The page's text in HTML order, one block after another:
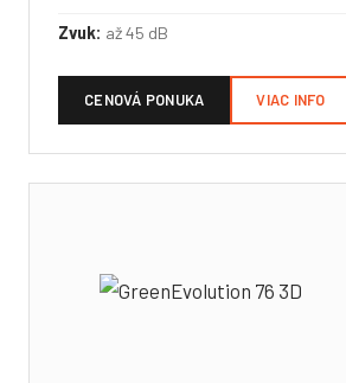
Zvuk: až 45 dB
CENOVÁ PONUKA VIAC INFO